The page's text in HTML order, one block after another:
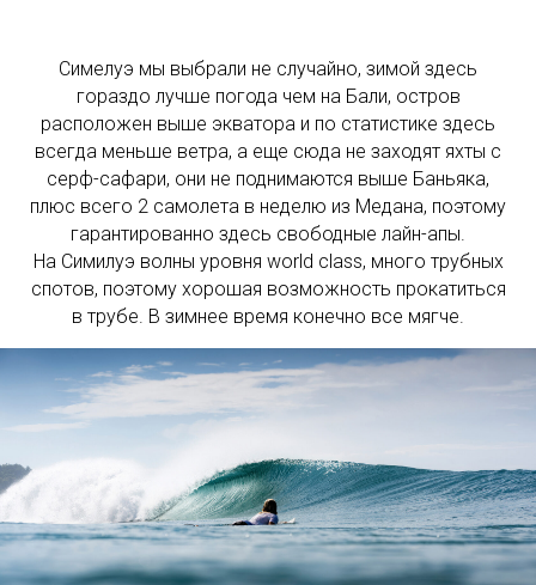
Симелуэ мы выбрали не случайно, зимой здесь
гораздо лучше погода чем на Бали, остров
расположен выше экватора и по статистике здесь
всегда меньше ветра, а еще сюда не заходят яхты с
серф-сафари, они не поднимаются выше Баньяка,
плюс всего 2 самолета в неделю из Медана, поэтому
гарантированно здесь свободные лайн-апы.
На Симилуэ волны уровня world class, много трубных
спотов, поэтому хорошая возможность прокатиться
в трубе. В зимнее время конечно все мягче.